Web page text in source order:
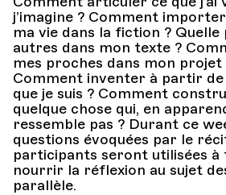
j’imagine ? Comment
ma vie dans la fiction ? Quelle
autres dans mon texte ?
mes proches dans mon projet
Comment inventer à partir de
que je suis ? Comment
quelque chose qui, en
ressemble pas ? Durant ce
questions évoquées par le
participants seront utilisées
nourrir la réflexion au sujet
parallèle.